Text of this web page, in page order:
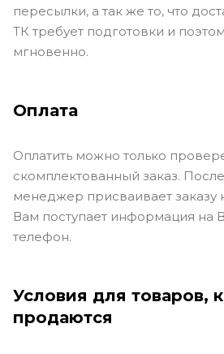
пересылки, а так же то, что
ТК требует подготовки и
мгновенно.
Оплата
Оплатить можно только
скомплектованный заказ.
менеджер присваивает заказу
Вам поступает информация
телефон.
Условия для товаров,
продаются